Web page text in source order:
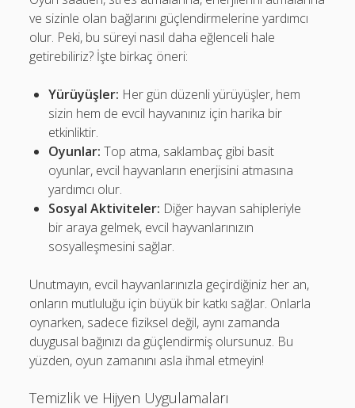
ve sizinle olan bağlarını güçlendirmelerine yardımcı
olur. Peki, bu süreyi nasıl daha eğlenceli hale
getirebiliriz? İşte birkaç öneri:
Yürüyüşler: Her gün düzenli yürüyüşler, hem
sizin hem de evcil hayvanınız için harika bir
etkinliktir.
Oyunlar: Top atma, saklambaç gibi basit
oyunlar, evcil hayvanların enerjisini atmasına
yardımcı olur.
Sosyal Aktiviteler: Diğer hayvan sahipleriyle
bir araya gelmek, evcil hayvanlarınızın
sosyalleşmesini sağlar.
Unutmayın, evcil hayvanlarınızla geçirdiğiniz her an,
onların mutluluğu için büyük bir katkı sağlar. Onlarla
oynarken, sadece fiziksel değil, aynı zamanda
duygusal bağınızı da güçlendirmiş olursunuz. Bu
yüzden, oyun zamanını asla ihmal etmeyin!
Temizlik ve Hijyen Uygulamaları